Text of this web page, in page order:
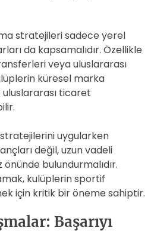
stratejileri sadece yerel
da kapsamalıdır. Özellikle
veya uluslararası
küresel marka
ticaret
uygularken
değil, uzun vadeli
bulundurmalıdır.
kulüplerin sportif
için kritik bir öneme sahiptir.
Başarıyı